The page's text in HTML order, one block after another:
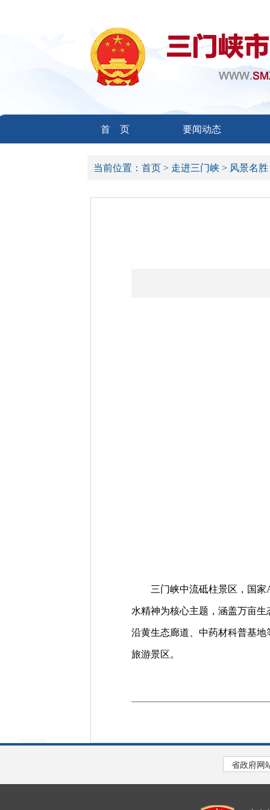
首 页 要闻动态
当前位置： 首页 > 走进三门峡 > 风景名
三门峡中流砥柱景区，国家
水精神为核心主题，涵盖万亩
沿黄生态廊道、中药材科普基
旅游景区。